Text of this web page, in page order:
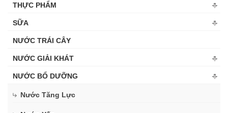
THỰC PHẨM
SỮA
NƯỚC TRÁI CÂY
NƯỚC GIẢI KHÁT
NƯỚC BỔ DƯỠNG
Nước Tăng Lực